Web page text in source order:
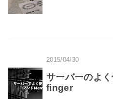
2015/04/30
サーバーのよ
finger